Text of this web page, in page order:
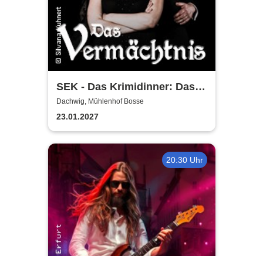
SEK - Das Krimidinner: Das
Vermächtnis
Dachwig, Mühlenhof Bosse
23.01.2027
20:30 Uhr